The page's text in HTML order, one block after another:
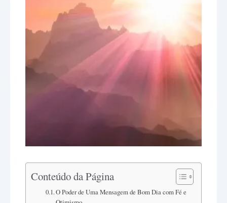
Conteúdo da Página
O Poder de Uma Mensagem de Bom Dia com Fé e